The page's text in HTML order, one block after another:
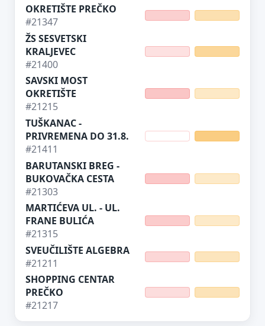
OKRETIŠTE PREČKO
#21347
ŽS SESVETSKI
KRALJEVEC
#21400
SAVSKI MOST
OKRETIŠTE
#21215
TUŠKANAC -
PRIVREMENA DO 31.8.
#21411
BARUTANSKI BREG -
BUKOVAČKA CESTA
#21303
MARTIĆEVA UL. - UL.
FRANE BULIĆA
#21315
SVEUČILIŠTE ALGEBRA
#21211
SHOPPING CENTAR
PREČKO
#21217
Predloži poboljšanje ove stranice
Što bi ti ovdje bilo korisno? Koje pitanje želiš da ova
stranica može odgovoriti? (npr. “kada je
najpraznije?”, “što znači ovaj skok?”, “što još
usporediti?”)
Vrsta poruke
Povratna informacija
Prijava problema
Tvoj prijedlog
E-mail (opcionalno)